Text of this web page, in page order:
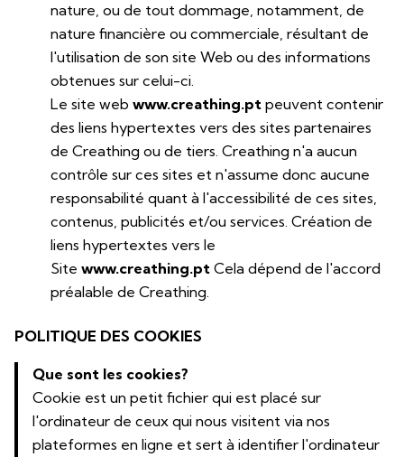
nature, ou de tout dommage, notamment, de
nature financière ou commerciale, résultant de
l'utilisation de son site Web ou des informations
obtenues sur celui-ci.
Le site web www.creathing.pt peuvent contenir
des liens hypertextes vers des sites partenaires
de Creathing ou de tiers. Creathing n'a aucun
contrôle sur ces sites et n'assume donc aucune
responsabilité quant à l'accessibilité de ces sites,
contenus, publicités et/ou services. Création de
liens hypertextes vers le
Site www.creathing.pt Cela dépend de l'accord
préalable de Creathing.
POLITIQUE DES COOKIES
Que sont les cookies?
Cookie est un petit fichier qui est placé sur
l'ordinateur de ceux qui nous visitent via nos
plateformes en ligne et sert à identifier l'ordinateur